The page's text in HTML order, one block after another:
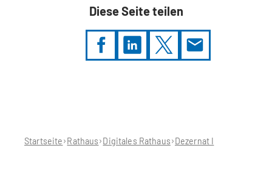
Diese Seite teilen
hier:Startseite Rathaus Digitales Rathaus Dezernat I